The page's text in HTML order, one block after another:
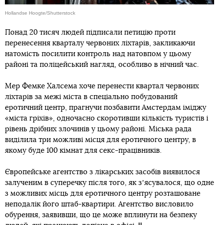
Hollandse Hoogte/Shutterstock
Понад 20 тисяч людей підписали петицію проти
перенесення кварталу червоних ліхтарів, закликаючи
натомість посилити контроль над натовпом у цьому
районі та поліцейський нагляд, особливо в нічний час.
Мер Фемке Халсема хоче перенести квартал червоних
ліхтарів за межі міста в спеціально побудований
еротичний центр, прагнучи позбавити Амстердам іміджу
«міста гріхів», одночасно скоротивши кількість туристів і
рівень дрібних злочинів у цьому районі. Міська рада
виділила три можливі місця для еротичного центру, в
якому буде 100 кімнат для секс-працівників.
Європейське агентство з лікарських засобів виявилося
залученим в суперечку після того, як зʼясувалося, що одне
з можливих місць для еротичного центру розташоване
неподалік його штаб-квартири. Агентство висловило
обурення, заявивши, що це може вплинути на безпеку